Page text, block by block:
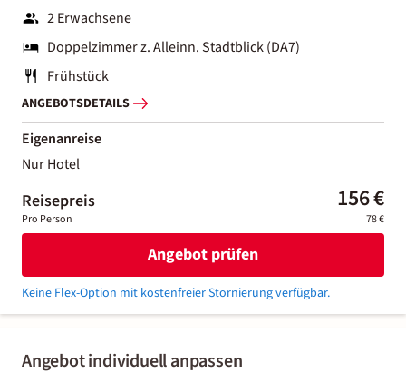
Angebot individuell anpassen
2 Erwachsene
Doppelzimmer z. Alleinn. Stadtblick (DA7)
Frühstück
ANGEBOTSDETAILS
Eigenanreise
Nur Hotel
Reisepreis 156 €
Pro Person 78 €
Angebot prüfen
Keine Flex-Option mit kostenfreier Stornierung verfügbar.